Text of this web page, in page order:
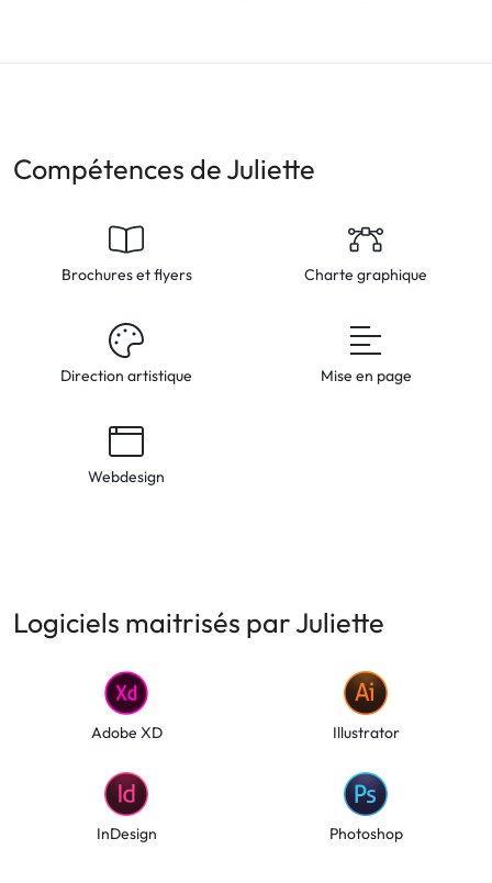
Compétences de Juliette
Brochures et flyers Charte graphique
Direction artistique Mise en page
Webdesign
Logiciels maitrisés par Juliette
Adobe XD Illustrator
InDesign Photoshop